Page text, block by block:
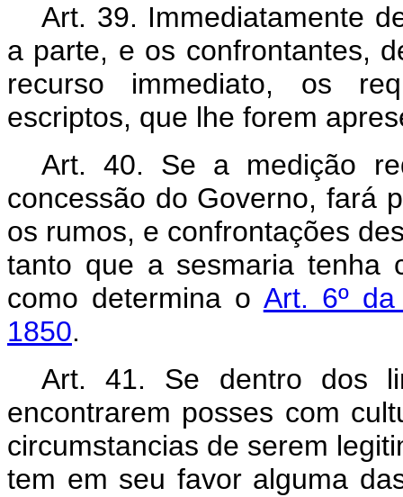
Art. 39. Immediatamente
a parte, e os confrontantes,
recurso immediato, os
escriptos, que lhe forem
Art. 40. Se a medição
concessão do Governo, fará
os rumos, e confrontações
tanto que a sesmaria tenha
como determina o Art. 6º
1850.
Art. 41. Se dentro dos
encontrarem posses com
circumstancias de serem
tem em seu favor alguma